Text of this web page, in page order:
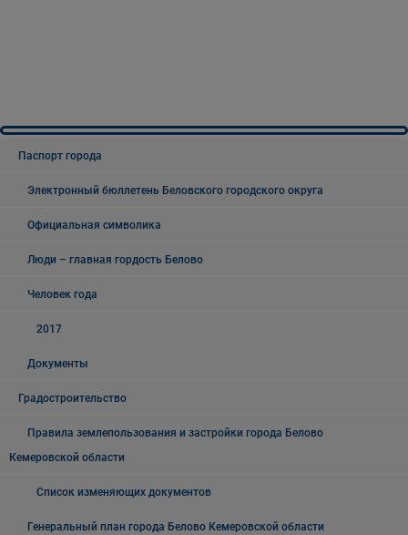
Паспорт города
Электронный бюллетень Беловского городского округа
Официальная символика
Люди – главная гордость Белово
Человек года
2017
Документы
Градостроительство
Правила землепользования и застройки города Белово
Кемеровской области
Список изменяющих документов
Генеральный план города Белово Кемеровской области